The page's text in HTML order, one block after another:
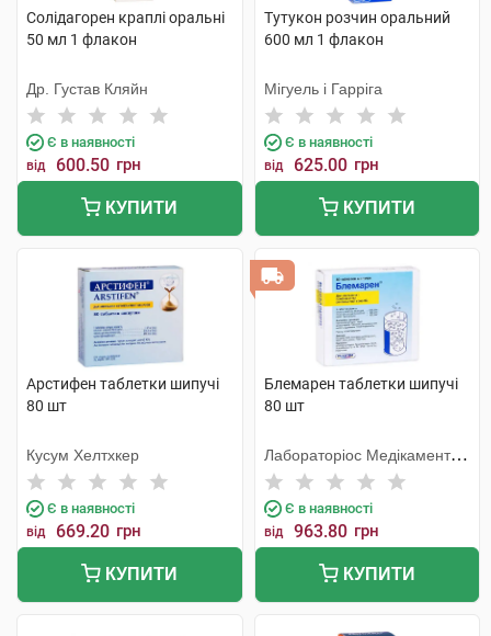
Солідагорен краплі оральні
50 мл 1 флакон
Др. Густав Кляйн
Є в наявності
від 600.50 грн
КУПИТИ
Тутукон розчин оральний
600 мл 1 флакон
Мігуель і Гарріга
Є в наявності
від 625.00 грн
КУПИТИ
Арстифен таблетки шипучі
80 шт
Кусум Хелтхкер
Є в наявності
від 669.20 грн
КУПИТИ
Блемарен таблетки шипучі
80 шт
Лабораторіос Медікаментос
Інтернасьоналес
Є в наявності
від 963.80 грн
КУПИТИ